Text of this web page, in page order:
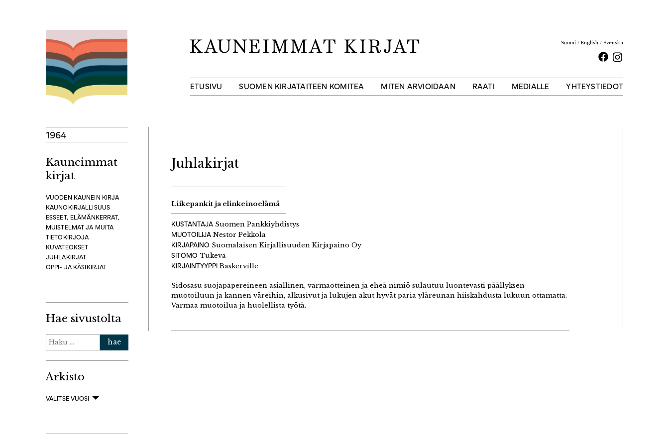
sisältöön
Suomi English Svenska
Facebook
ETUSIVU SUOMEN KIRJATAITEEN KOMITEA MITEN ARVIOIDAAN RAATI MEDIALLE YHTEYSTIEDOT
1964
Kauneimmat
kirjat
VUODEN KAUNEIN KIRJA
KAUNOKIRJALLISUUS
ESSEET, ELÄMÄNKERRAT,
MUISTELMAT JA MUITA
TIETOKIRJOJA
KUVATEOKSET
JUHLAKIRJAT
OPPI- JA KÄSIKIRJAT
Hae sivustolta
Haku:
Arkisto
VALITSE VUOSI
Juhlakirjat
Liikepankit ja elinkeinoelämä
KUSTANTAJA Suomen Pankkiyhdistys
MUOTOILIJA Nestor Pekkola
KIRJAPAINO Suomalaisen Kirjallisuuden Kirjapaino Oy
SITOMOTukeva
KIRJAINTYYPPI Baskerville
Sidosasu suojapapereineen asiallinen, varmaotteinen ja eheä nimiö sulautuu luontevasti päällyksen
muotoiluun ja kannen väreihin, alkusivut ja lukujen akut hyvät paria yläreunan hiiskahdusta lukuun ottamatta.
Varmaa muotoilua ja huolellista työtä.